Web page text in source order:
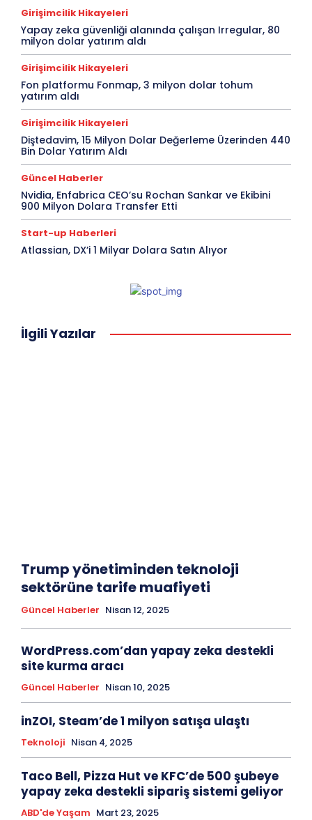
Girişimcilik Hikayeleri
Yapay zeka güvenliği alanında çalışan Irregular, 80
milyon dolar yatırım aldı
Girişimcilik Hikayeleri
Fon platformu Fonmap, 3 milyon dolar tohum
yatırım aldı
Girişimcilik Hikayeleri
Diştedavim, 15 Milyon Dolar Değerleme Üzerinden 440
Bin Dolar Yatırım Aldı
Güncel Haberler
Nvidia, Enfabrica CEO’su Rochan Sankar ve Ekibini
900 Milyon Dolara Transfer Etti
Start-up Haberleri
Atlassian, DX’i 1 Milyar Dolara Satın Alıyor
İlgili Yazılar
Trump yönetiminden teknoloji
sektörüne tarife muafiyeti
Güncel Haberler Nisan 12, 2025
WordPress.com’dan yapay zeka destekli
site kurma aracı
Güncel Haberler Nisan 10, 2025
inZOI, Steam’de 1 milyon satışa ulaştı
Teknoloji Nisan 4, 2025
Taco Bell, Pizza Hut ve KFC’de 500 şubeye
yapay zeka destekli sipariş sistemi geliyor
ABD'de Yaşam Mart 23, 2025